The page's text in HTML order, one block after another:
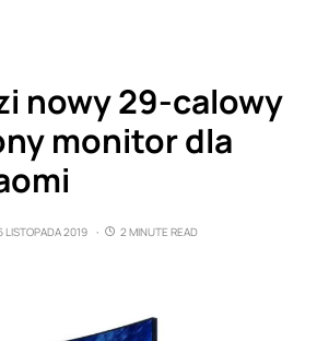
nowy 29-calowy
monitor dla
LISTOPADA 2019
2 MINUTE READ